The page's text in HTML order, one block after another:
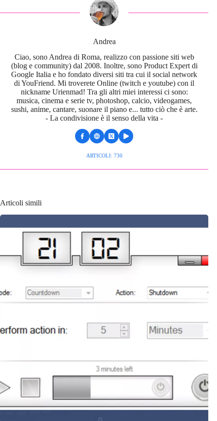
Andrea
Ciao, sono Andrea di Roma, realizzo con passione siti web
(blog e community) dal 2008. Inoltre, sono Product Expert di
Google Italia e ho fondato diversi siti tra cui il social network
di YouFriend. Mi troverete Online (twitch e youtube) con il
nickname Urienmad! Tra gli altri miei interessi ci sono:
musica, cinema e serie tv, photoshop, calcio, videogames,
sushi, anime, cantare, suonare il piano e... tutto ciò che è arte.
- La condivisione è il senso della vita -
ARTICOLI: 730
Articoli simili